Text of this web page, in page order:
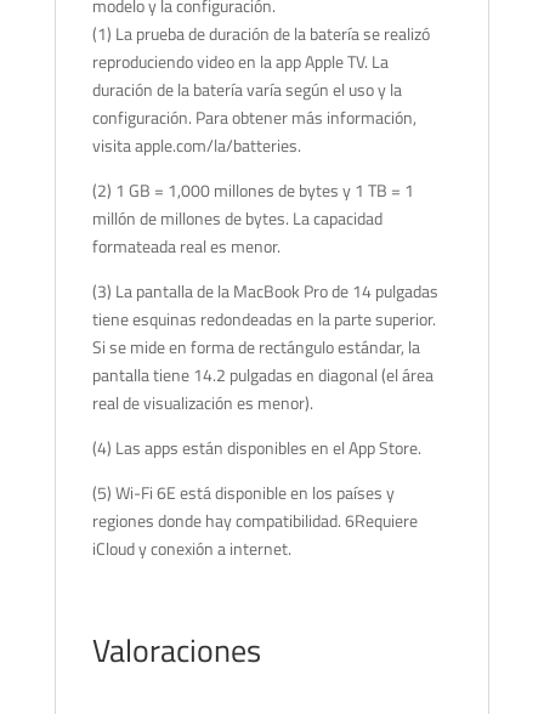
modelo y la configuración.
(1) La prueba de duración de la batería se realizó
reproduciendo video en la app Apple TV. La
duración de la batería varía según el uso y la
configuración. Para obtener más información,
visita apple.com/la/batteries.
(2) 1 GB = 1,000 millones de bytes y 1 TB = 1
millón de millones de bytes. La capacidad
formateada real es menor.
(3) La pantalla de la MacBook Pro de 14 pulgadas
tiene esquinas redondeadas en la parte superior.
Si se mide en forma de rectángulo estándar, la
pantalla tiene 14.2 pulgadas en diagonal (el área
real de visualización es menor).
(4) Las apps están disponibles en el App Store.
(5) Wi-Fi 6E está disponible en los países y
regiones donde hay compatibilidad. 6Requiere
iCloud y conexión a internet.
Valoraciones